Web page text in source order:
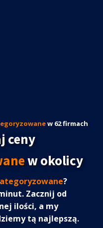
w 62 firmach
ceny
w okolicy
?
Zacznij od
ilości, a my
tą najlepszą.